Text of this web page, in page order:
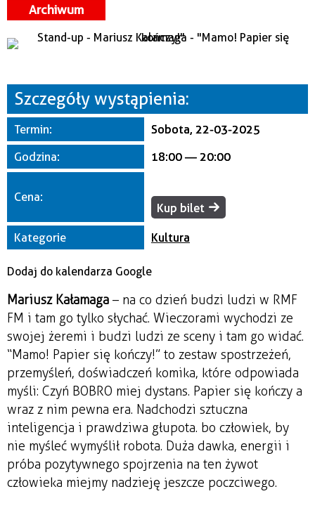
Miejsce
Organizator
Archiwum
Szczegóły wystąpienia:
Termin:
Sobota, 22-03-2025
Godzina:
18:00 — 20:00
Cena:
Kup bilet
Kategorie Kultura
Dodaj do kalendarza Google
Mariusz Kałamaga – na co dzień budzi ludzi w RMF
FM i tam go tylko słychać. Wieczorami wychodzi ze
swojej żeremi i budzi ludzi ze sceny i tam go widać.
“Mamo! Papier się kończy!” to zestaw spostrzeżeń,
przemyśleń, doświadczeń komika, które odpowiada
myśli: Czyń BOBRO miej dystans. Papier się kończy a
wraz z nim pewna era. Nadchodzi sztuczna
inteligencja i prawdziwa głupota. bo człowiek, by
nie myśleć wymyślił robota. Duża dawka, energii i
próba pozytywnego spojrzenia na ten żywot
człowieka miejmy nadzieję jeszcze poczciwego.